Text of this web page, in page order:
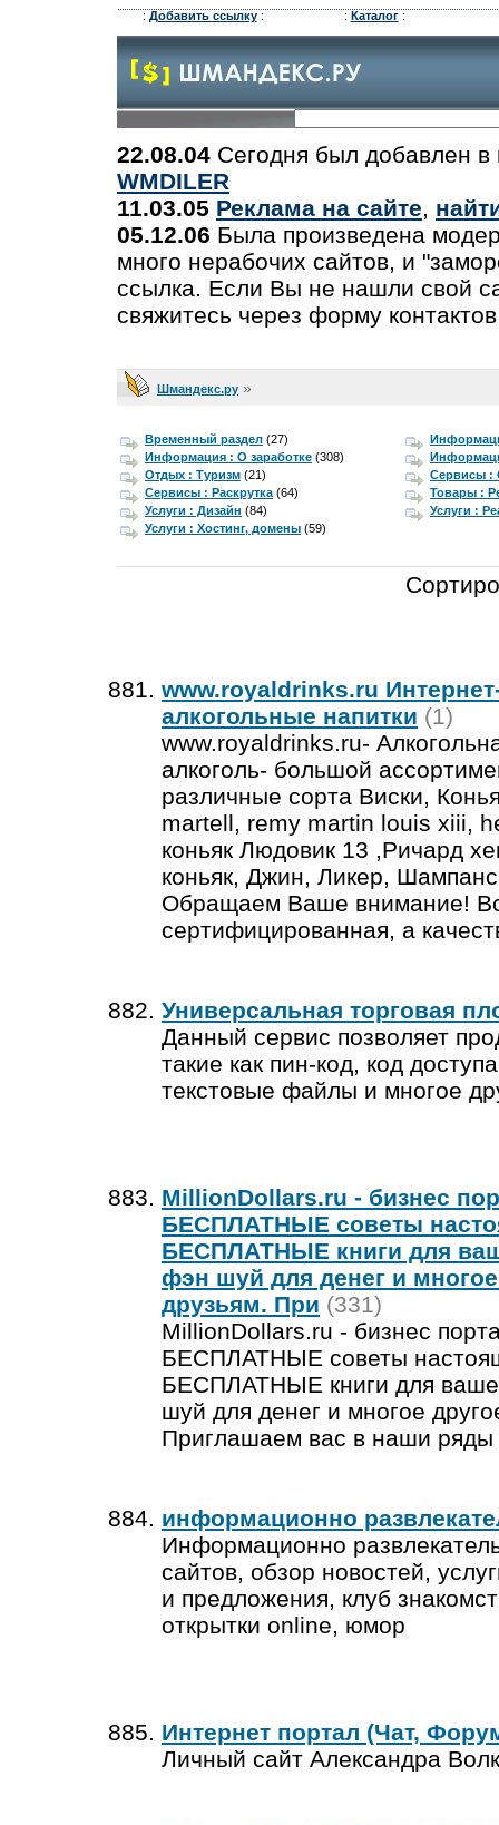
: Добавить ссылку: : Каталог:
22.08.04 Сегодня был добавлен в
WMDILER
11.03.05 Реклама на сайте,
05.12.06 Была произведена
много нерабочих сайтов, и
ссылка. Если Вы не нашли свой
свяжитесь через форму
Шмандекс.ру »
Временный раздел (27)
Информация : О заработке (308)
Отдых : Туризм (21)
Сервисы :
Сервисы : Раскрутка (64)
Товары :
Услуги : Дизайн (84)
Услуги :
Услуги : Хостинг, домены (59)
www.royaldrinks.ru
алкогольные напитки (1)
www.royaldrinks.ru-
алкоголь- большой
различные сорта Виски,
martell, remy martin louis xiii,
коньяк Людовик 13 ,Ричард
коньяк, Джин, Ликер,
Обращаем Ваше внимание!
сертифицированная, а
Универсальная торговая
Данный сервис позволяет
такие как пин-код, код
текстовые файлы и многое
MillionDollars.ru - бизнес
БЕСПЛАТНЫЕ советы
БЕСПЛАТНЫЕ книги для
фэн шуй для денег и
друзьям. При (331)
MillionDollars.ru - бизнес
БЕСПЛАТНЫЕ советы
БЕСПЛАТНЫЕ книги для
шуй для денег и многое
Приглашаем вас в наши
информационно
Информационно
сайтов, обзор новостей,
и предложения, клуб
открытки online, юмор
Интернет портал (Чат,
Личный сайт Александра